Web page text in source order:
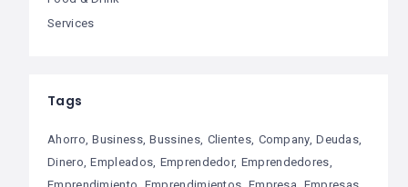
Services
Tags
Ahorro Business Bussines Clientes Company Deudas
Dinero Empleados Emprendedor Emprendedores